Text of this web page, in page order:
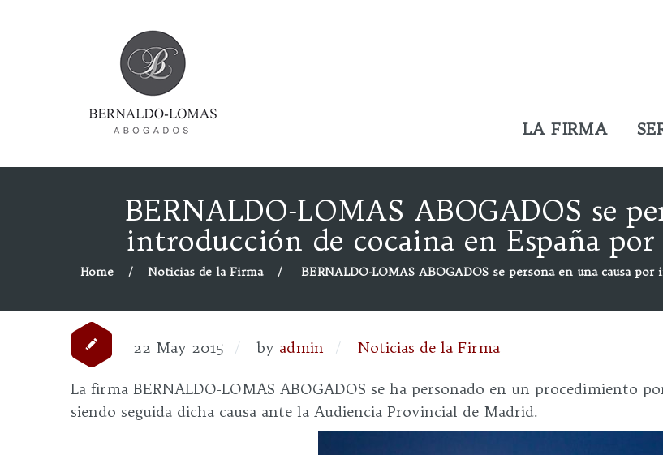
LA FIRMA
BERNALDO-LOMAS ABOGADOS se
introducción de cocaina en España
Home Noticias de la Firma BERNALDO-LOMAS ABOGADOS se persona en una causa
22 May 2015 by admin Noticias de la Firma
La firma BERNALDO-LOMAS ABOGADOS se ha personado en un procedimiento
siendo seguida dicha causa ante la Audiencia Provincial de Madrid.